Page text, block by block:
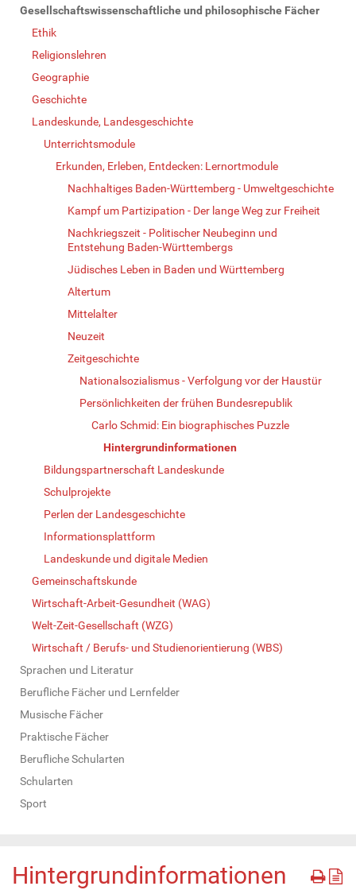
Gesellschaftswissenschaftliche und philosophische Fächer
Ethik
Religionslehren
Geographie
Geschichte
Landeskunde, Landesgeschichte
Unterrichtsmodule
Erkunden, Erleben, Entdecken: Lernortmodule
Nachhaltiges Baden-Württemberg - Umweltgeschichte
Kampf um Partizipation - Der lange Weg zur Freiheit
Nachkriegszeit - Politischer Neubeginn und
Entstehung Baden-Württembergs
Jüdisches Leben in Baden und Württemberg
Altertum
Mittelalter
Neuzeit
Zeitgeschichte
Nationalsozialismus - Verfolgung vor der Haustür
Persönlichkeiten der frühen Bundesrepublik
Carlo Schmid: Ein biographisches Puzzle
Hintergrundinformationen
Bildungspartnerschaft Landeskunde
Schulprojekte
Perlen der Landesgeschichte
Informationsplattform
Landeskunde und digitale Medien
Gemeinschaftskunde
Wirtschaft-Arbeit-Gesundheit (WAG)
Welt-Zeit-Gesellschaft (WZG)
Wirtschaft / Berufs- und Studienorientierung (WBS)
Sprachen und Literatur
Berufliche Fächer und Lernfelder
Musische Fächer
Praktische Fächer
Berufliche Schularten
Schularten
Sport
Hintergrundinformationen